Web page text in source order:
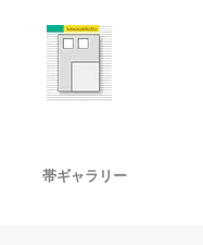
帯ギャラリー